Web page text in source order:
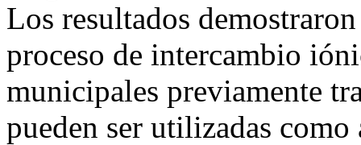
Los resultados
proceso de intercambio
municipales previamente
pueden ser utilizadas